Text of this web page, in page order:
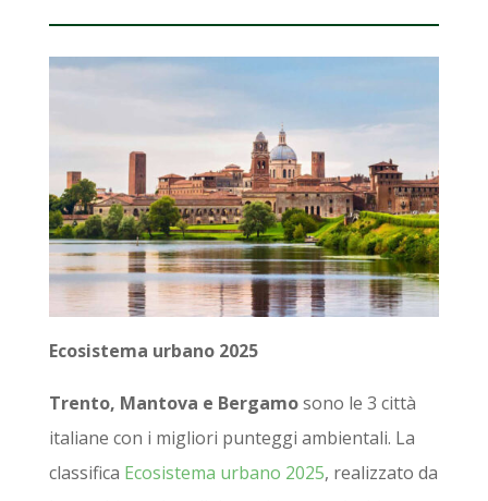
Ecosistema urbano 2025
Trento, Mantova e Bergamosono le 3 città
italiane con i migliori punteggi ambientali. La
classifica Ecosistema urbano 2025, realizzato da